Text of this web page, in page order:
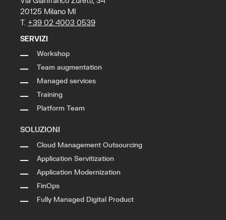
20125 Milano MI
T. +39 02 4003 0539
SERVIZI
Workshop
Team augmentation
Managed services
Training
Platform Team
SOLUZIONI
Cloud Management Outsourcing
Application Servitization
Application Modernization
FinOps
Fully Managed Digital Product